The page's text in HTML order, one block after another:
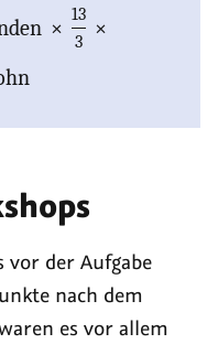
×
13
3
×
vor der Aufgabe
nach dem
es vor allem